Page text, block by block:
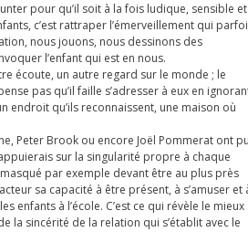
pour qu’il soit à la fois ludique, sensible et
c’est rattraper l’émerveillement qui
nous jouons, nous dessinons des
l’enfant qui est en nous.
écoute, un autre regard sur le monde ; le
pas qu’il faille s’adresser à eux en
endroit qu’ils reconnaissent, une maison où
Peter Brook ou encore Joël Pommerat ont pu
sur la singularité propre à chaque
par exemple devant être au plus près
sa capacité à être présent, à s’amuser et
enfants à l’école. C’est ce qui révèle le mieux
la sincérité de la relation qui s’établit avec le